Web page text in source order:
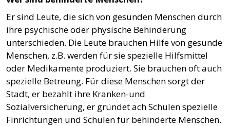
Er sind Leute, die sich von gesunden Menschen durch
ihre psychische oder physische Behinderung
unterschieden. Die Leute brauchen Hilfe von gesunde
Menschen, z.B. werden für sie spezielle Hilfsmittel
oder Medikamente produziert. Sie brauchen oft auch
spezielle Betreung. Für diese Menschen sorgt der
Stadt, er bezahlt ihre Kranken-und
Sozialversicherung, er gründet ach Schulen spezielle
Finrichtungen und Schulen für behinderte Menschen.